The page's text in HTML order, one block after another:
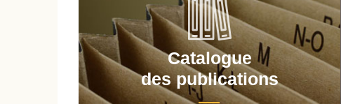
Catalogue
des publications